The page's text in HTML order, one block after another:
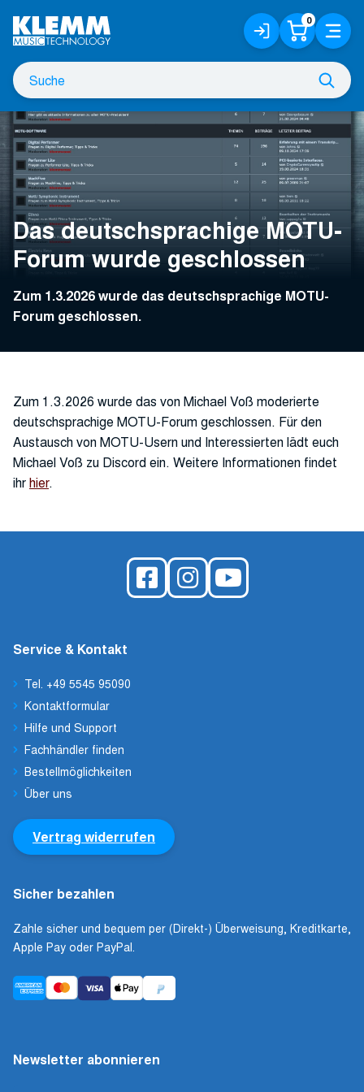
Hauptinhalt
Suche
nach
Anmelden
/
Registrieren
0 Menü
Das deutschsprachige MOTU-
Forum wurde geschlossen
Zum 1.3.2026 wurde das deutschsprachige MOTU-
Forum geschlossen.
Zum 1.3.2026 wurde das von Michael Voß moderierte
deutschsprachige MOTU-Forum geschlossen. Für den
Austausch von MOTU-Usern und Interessierten lädt euch
Michael Voß zu Discord ein. Weitere Informationen findet
ihrhier.
Service & Kontakt
Tel. +49 5545 95090
Kontaktformular
Hilfe und Support
Fachhändler finden
Bestellmöglichkeiten
Über uns
Vertrag widerrufen
Sicher bezahlen
Zahle sicher und bequem per (Direkt-) Überweisung, Kreditkarte,
Apple Pay oder PayPal.
Newsletter abonnieren